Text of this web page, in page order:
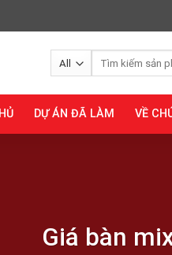
DỰ ÁN ĐÃ LÀM VỀ
Giá bàn